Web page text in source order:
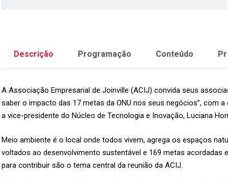
Descrição Programação Conteúdo
A Associação Empresarial de Joinville (ACIJ) convida seus
saber o impacto das 17 metas da ONU nos seus negócios”, com
a vice-presidente do Núcleo de Tecnologia e Inovação, Luciana
Meio ambiente é o local onde todos vivem, agrega os espaços
voltados ao desenvolvimento sustentável e 169 metas
para contribuir são o tema central da reunião da ACIJ.